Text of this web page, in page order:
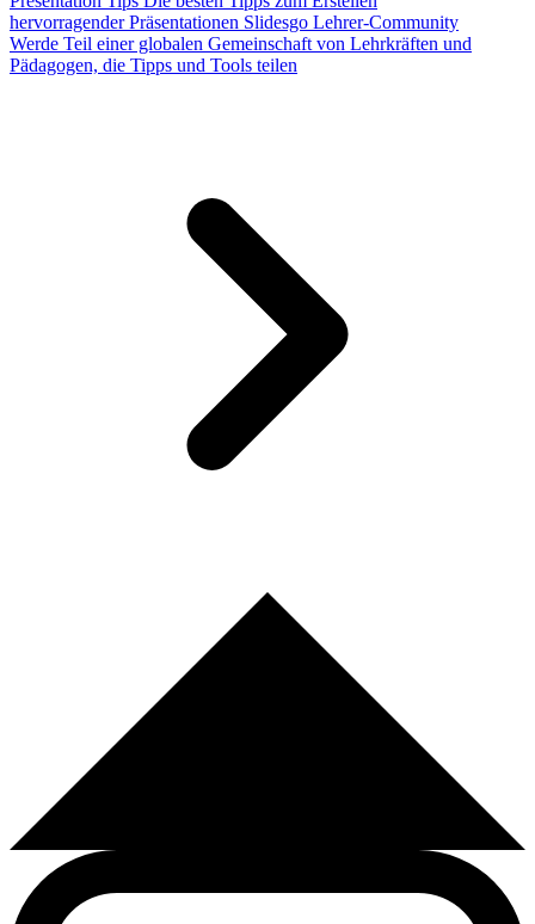
hervorragender Präsentationen Slidesgo Lehrer-Community
Werde Teil einer globalen Gemeinschaft von Lehrkräften und
Pädagogen, die Tipps und Tools teilen